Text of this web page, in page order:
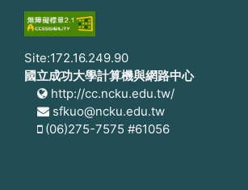
Site:172.16.249.90
國立成功大學計算機與網路中心
http://cc.ncku.edu.tw/
sfkuo@ncku.edu.tw
(06)275-7575 #61056